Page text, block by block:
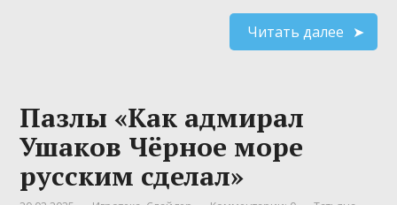
Читать далее
Пазлы «Как адмирал
Ушаков Чёрное море
русским сделал»